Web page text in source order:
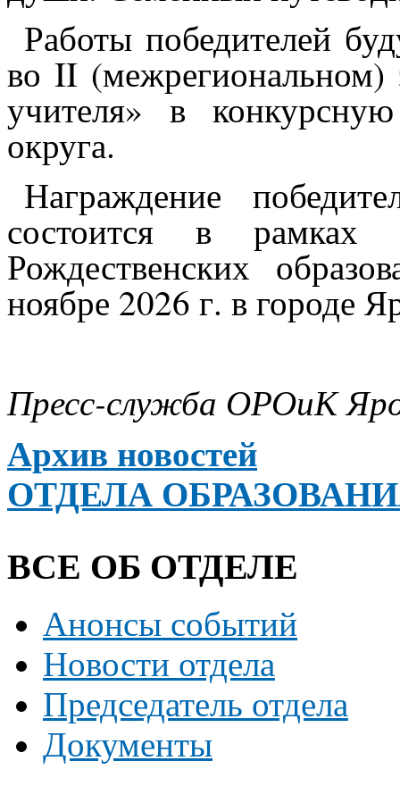
Работы победителей
воII (межрегиональном)
учителя» в
округа.
Награждение
состоится в рамках
Рождественских
ноябре 2026 г. в городе
Пресс-служба ОРОиК
Архив новостей
ОТДЕЛА
ВСЕ ОБ ОТДЕЛЕ
Анонсы событий
Новости отдела
Председатель отдела
Документы